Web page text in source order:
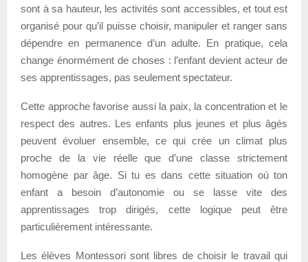
sont à sa hauteur, les activités sont accessibles, et tout est
organisé pour qu’il puisse choisir, manipuler et ranger sans
dépendre en permanence d’un adulte. En pratique, cela
change énormément de choses : l’enfant devient acteur de
ses apprentissages, pas seulement spectateur.
Cette approche favorise aussi la paix, la concentration et le
respect des autres. Les enfants plus jeunes et plus âgés
peuvent évoluer ensemble, ce qui crée un climat plus
proche de la vie réelle que d’une classe strictement
homogène par âge. Si tu es dans cette situation où ton
enfant a besoin d’autonomie ou se lasse vite des
apprentissages trop dirigés, cette logique peut être
particulièrement intéressante.
Les élèves Montessori sont libres de choisir le travail qui